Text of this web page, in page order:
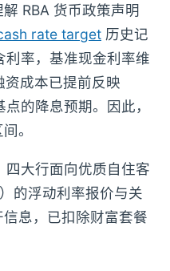
RBA 货币政策声明
rate target 历史记
率，基准现金利率维
成本已提前反映
的降息预期。因此，
。
大行面向优质自住客
的浮动利率报价与关
息，已扣除财富套餐